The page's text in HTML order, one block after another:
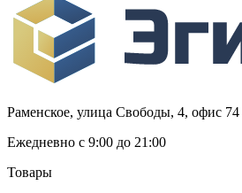
Раменское, улица Свободы, 4, офис 74
Ежедневно с 9:00 до 21:00
Товары